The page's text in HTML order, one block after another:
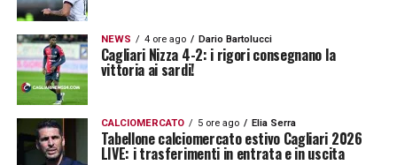
presente. L’obiettivo è quello di trasformare
l’Unipol Domus in una vera e propria
fortezza, dove il calore e il sostegno dei
tifosi possano spingere i giocatori a dare il
massimo in ogni occasione.
NEWS 4 ore ago Dario Bartolucci
Cagliari Nizza 4-2: i rigori consegnano la
vittoria ai sardi!
CALCIOMERCATO 5 ore ago Elia Serra
Tabellone calciomercato estivo Cagliari 2026
LIVE: i trasferimenti in entrata e in uscita